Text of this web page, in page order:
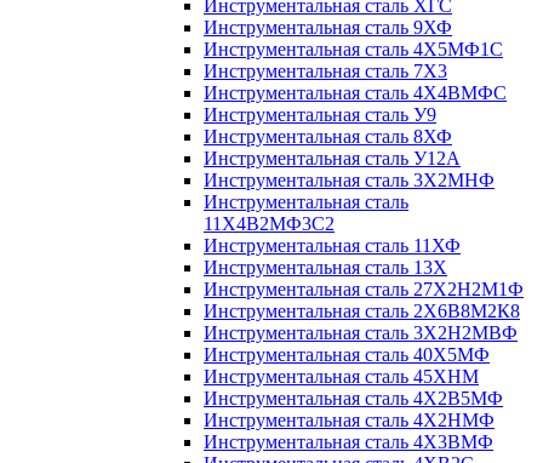
Инструментальная сталь ХГС
Инструментальная сталь 9ХФ
Инструментальная сталь 4Х5МФ1С
Инструментальная сталь 7Х3
Инструментальная сталь 4Х4ВМФС
Инструментальная сталь У9
Инструментальная сталь 8ХФ
Инструментальная сталь У12А
Инструментальная сталь 3Х2МНФ
Инструментальная сталь
11Х4В2МФ3С2
Инструментальная сталь 11ХФ
Инструментальная сталь 13Х
Инструментальная сталь 27Х2Н2М1Ф
Инструментальная сталь 2Х6В8М2К8
Инструментальная сталь 3Х2Н2МВФ
Инструментальная сталь 40Х5МФ
Инструментальная сталь 45ХНМ
Инструментальная сталь 4Х2В5МФ
Инструментальная сталь 4Х2НМФ
Инструментальная сталь 4Х3ВМФ